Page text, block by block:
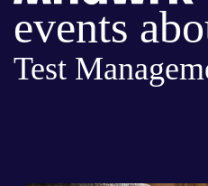
events
Test